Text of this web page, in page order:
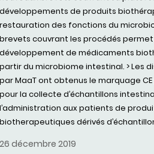
développements de produits
restauration des fonctions du
brevets couvrant les procédés
développement de médicaments
partir du microbiome intestinal. > Les
par MaaT ont obtenus le marquage
pour la collecte d’échantillons
l’administration aux patients de
biotherapeutiques dérivés
26 décembre 2019